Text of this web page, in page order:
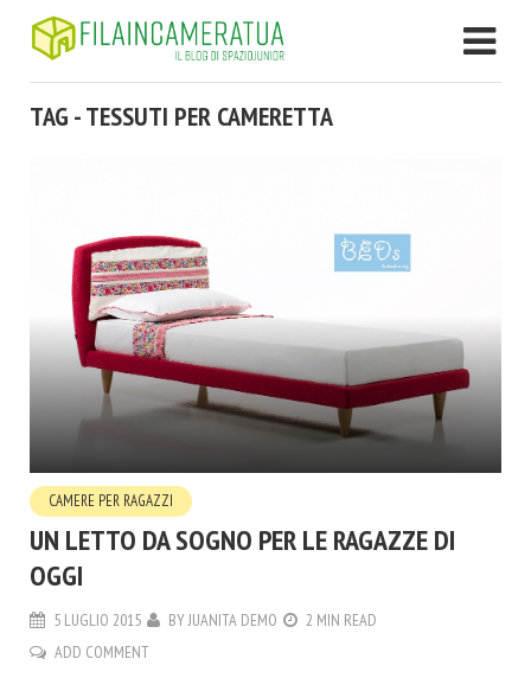
TAG - TESSUTI PER CAMERETTA
CAMERE PER RAGAZZI
UN LETTO DA SOGNO PER LE RAGAZZE DI
OGGI
5 LUGLIO 2015 BYJUANITA DEMO
2 MIN READ
ADD COMMENT